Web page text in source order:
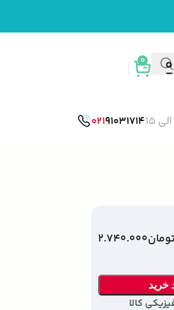
0
02191031714
تومان۲.۷۴۰.۰۰۰
خرید
کالا